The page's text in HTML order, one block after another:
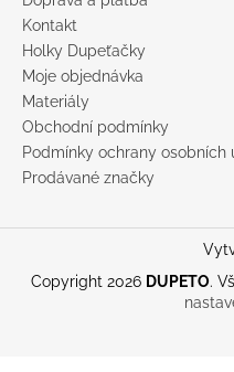
Kontakt
Holky Dupeťačky
Moje objednávka
Materiály
Obchodní podmínky
Podmínky ochrany osobních
Prodávané značky
Copyright 2026 DUPETO.